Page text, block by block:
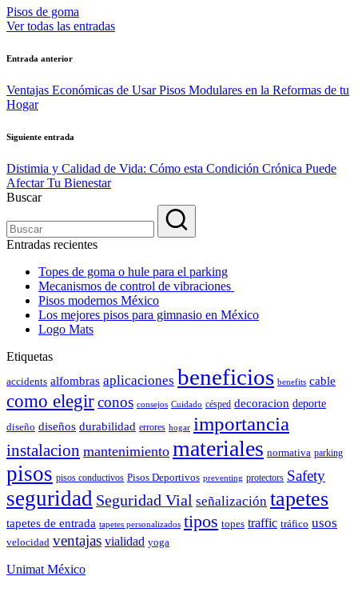
Pisos de goma
Ver todas las entradas
Navegación
de
entradas
Entrada anterior
Ventajas Económicas de Usar Pisos Modulares en la Reformas de tu
Hogar
Siguiente entrada
Distimia y Calidad de Vida: Cómo esta Condición Crónica Puede
Afectar Tu Bienestar
Buscar
Entradas recientes
Topes de goma o hule para el parking
Mecanismos de control de vibraciones
Pisos modernos México
Los mejores pisos para gimnasio en México
Logo Mats
Etiquetas
accidents alfombras aplicaciones beneficios benefits cable
como elegirconos consejos Cuidado césped decoracion deporte
diseño diseños durabilidad errores hogar importancia
instalacion mantenimiento materiales normativa parking
pisos pisos conductivos Pisos Deportivos preventing protectors Safety
seguridad Seguridad Vial señalización tapetes
tapetes de entrada tapetes personalizados tipos topes traffic tráfico usos
velocidad ventajas vialidad yoga
Unimat México